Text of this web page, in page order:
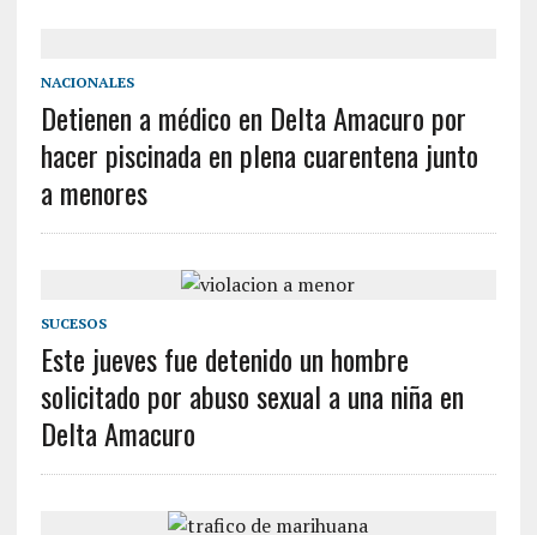
NACIONALES
Detienen a médico en Delta Amacuro por
hacer piscinada en plena cuarentena junto
a menores
SUCESOS
Este jueves fue detenido un hombre
solicitado por abuso sexual a una niña en
Delta Amacuro